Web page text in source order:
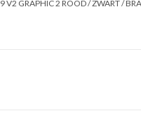
V2 GRAPHIC 2 ROOD / ZWART /